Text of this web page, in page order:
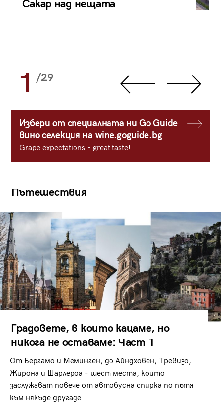
Сакар над нещата
1 /29
Избери от специалната ни Go Guide
вино селекция на wine.goguide.bg
Grape expectations - great taste!
Пътешествия
Градовете, в които кацаме, но
никога не оставаме: Част 1
От Бергамо и Меминген, до Айндховен, Тревизо,
Жирона и Шарлероа - шест места, които
заслужават повече от автобусна спирка по пътя
към някъде другаде